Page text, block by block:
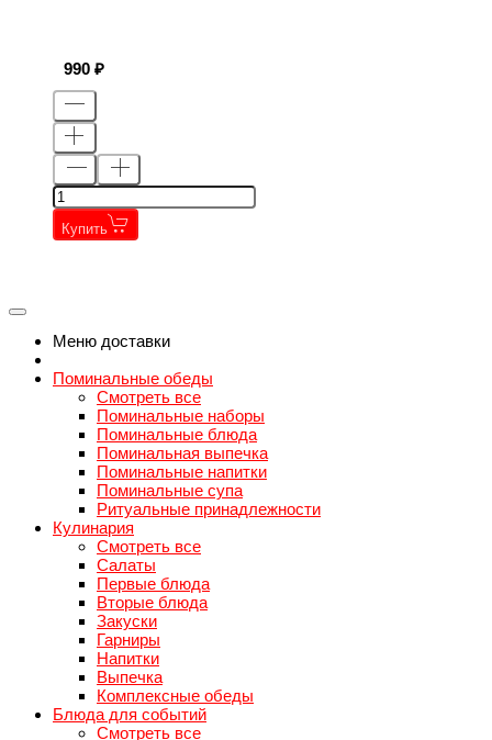
990
Купить
Меню доставки
Поминальные обеды
Смотреть все
Поминальные наборы
Поминальные блюда
Поминальная выпечка
Поминальные напитки
Поминальные супа
Ритуальные принадлежности
Кулинария
Смотреть все
Салаты
Первые блюда
Вторые блюда
Закуски
Гарниры
Напитки
Выпечка
Комплексные обеды
Блюда для событий
Смотреть все